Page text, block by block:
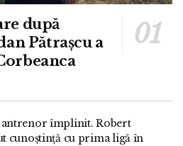
după
Pătrașcu a
antrenor împlinit. Robert
cunoștință cu prima ligă în